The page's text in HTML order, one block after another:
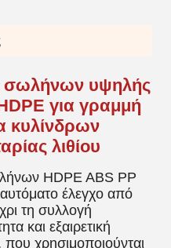
σωλήνων υψηλής
για γραμμή
κυλίνδρων
λιθίου
HDPE ABS PP
έλεγχο από
τη συλλογή
και εξαιρετική
χρησιμοποιούνται